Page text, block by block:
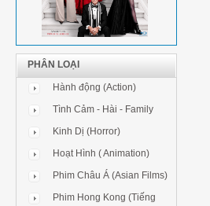
PHÂN LOẠI
Hành động (Action)
Tình Cảm - Hài - Family
Kinh Dị (Horror)
Hoạt Hình ( Animation)
Phim Châu Á (Asian Films)
Phim Hong Kong (Tiếng